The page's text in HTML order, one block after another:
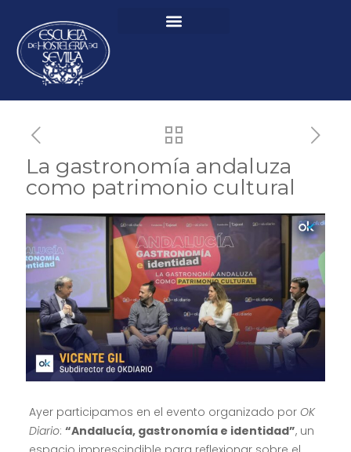
La gastronomía andaluza
como patrimonio cultural
Ayer participamos en el evento organizado por OK
Diario: “Andalucía, gastronomía e identidad”, un